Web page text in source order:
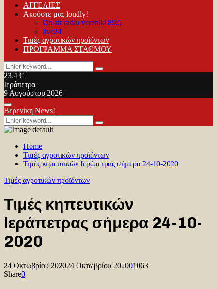
ΑΓΓΕΛΙΕΣ
Ακούστε μας loudly!
On air radio vereniki 89.5
live24
Τιμές αγροτικών προϊόντων
ΠΡΟΓΡΑΜΜΑ ΣΤΑΘΜΟΥ
Search
for:
Search
23.4 C
Ιεράπετρα
9 Αυγούστου 2026
Facebook
Twitter
Youtube
Primary
Menu
Βερενίκη News!
Search
for:
Search
Home
Τιμές αγροτικών προϊόντων
Τιμές κηπευτικών Ιεράπετρας σήμερα 24-10-2020
Τιμές αγροτικών προϊόντων
Τιμές κηπευτικών
Ιεράπετρας σήμερα 24-10-
2020
24 Οκτωβρίου 202024 Οκτωβρίου 202001063
Share0